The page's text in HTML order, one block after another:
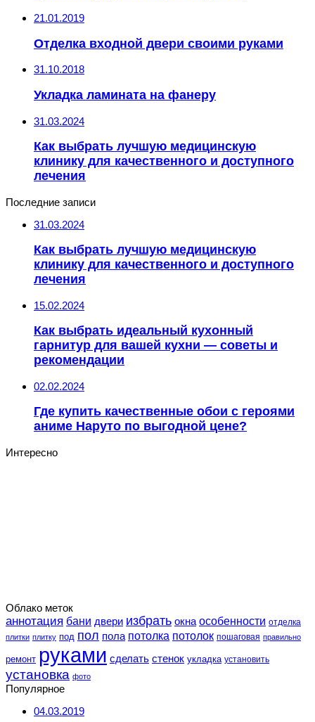
21.01.2019
Отделка входной двери своими руками
31.10.2018
Укладка ламината на фанеру
31.03.2024
Как выбрать лучшую медицинскую
клинику для качественного и доступного
лечения
Последние записи
31.03.2024
Как выбрать лучшую медицинскую
клинику для качественного и доступного
лечения
15.02.2024
Как выбрать идеальный кухонный
гарнитур для вашей кухни — советы и
рекомендации
02.02.2024
Где купить качественные обои с героями
аниме Наруто по выгодной цене?
Интересно
Облако меток
аннотация бани двери избрать окна особенности отделка
плитки плитку под пол пола потолка потолок пошаговая правильно
ремонт руками сделать стенок укладка установить
установка фото
Популярное
04.03.2019